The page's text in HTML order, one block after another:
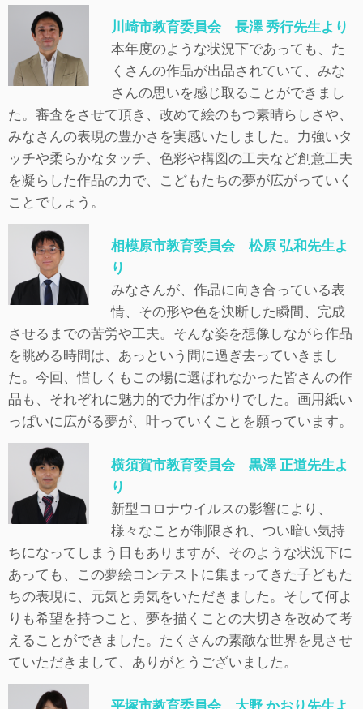
川崎市教育委員会 長澤 秀行先生より
本年度のような状況下であっても、た
くさんの作品が出品されていて、みな
さんの思いを感じ取ることができまし
た。審査をさせて頂き、改めて絵のもつ素晴らしさや、
みなさんの表現の豊かさを実感いたしました。力強いタ
ッチや柔らかなタッチ、色彩や構図の工夫など創意工夫
を凝らした作品の力で、こどもたちの夢が広がっていく
ことでしょう。
相模原市教育委員会 松原 弘和先生よ
り
みなさんが、作品に向き合っている表
情、その形や色を決断した瞬間、完成
させるまでの苦労や工夫。そんな姿を想像しながら作品
を眺める時間は、あっという間に過ぎ去っていきまし
た。今回、惜しくもこの場に選ばれなかった皆さんの作
品も、それぞれに魅力的で力作ばかりでした。画用紙い
っぱいに広がる夢が、叶っていくことを願っています。
横須賀市教育委員会 黒澤 正道先生よ
り
新型コロナウイルスの影響により、
様々なことが制限され、つい暗い気持
ちになってしまう日もありますが、そのような状況下に
あっても、この夢絵コンテストに集まってきた子どもた
ちの表現に、元気と勇気をいただきました。そして何よ
りも希望を持つこと、夢を描くことの大切さを改めて考
えることができました。たくさんの素敵な世界を見させ
ていただきまして、ありがとうございました。